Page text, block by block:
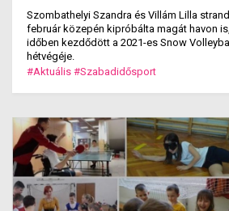
Szombathelyi Szandra és Villám Lilla
február közepén kipróbálta magát havon
időben kezdődött a 2021-es Snow
hétvégéje.
#Aktuális #Szabadidősport